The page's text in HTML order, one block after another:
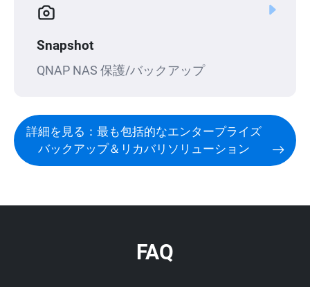
Snapshot
QNAP NAS 保護/バックアップ
詳細を見る：最も包括的なエンタープライズ
バックアップ＆リカバリソリューション
FAQ